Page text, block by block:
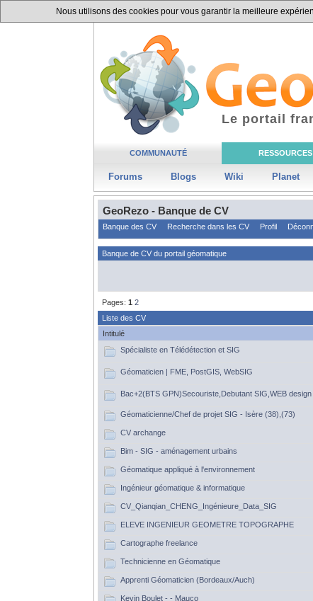
Nous utilisons des cookies pour vous garantir la meilleure
COMMUNAUTÉ RESSOURCES
Forums Blogs Wiki Planet
Le portail
GeoRezo - Banque de CV
Banque des CV Recherche dans les CV Profil
Banque de CV du portail géomatique
Pages: 1 2
Liste des CV
Intitulé
Spécialiste en Télédétection et SIG
Géomaticien | FME, PostGIS, WebSIG
Bac+2(BTS GPN)Secouriste,Debutant SIG,WEB design
Géomaticienne/Chef de projet SIG - Isère (38),(73)
CV archange
Bim - SIG - aménagement urbains
Géomatique appliqué à l'environnement
Ingénieur géomatique & informatique
CV_Qianqian_CHENG_Ingénieure_Data_SIG
ELEVE INGENIEUR GEOMETRE TOPOGRAPHE
Cartographe freelance
Technicienne en Géomatique
Apprenti Géomaticien (Bordeaux/Auch)
Kevin Boulet - - Mauco